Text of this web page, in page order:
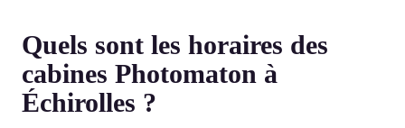
Quels sont les horaires des
cabines Photomaton à
Échirolles ?